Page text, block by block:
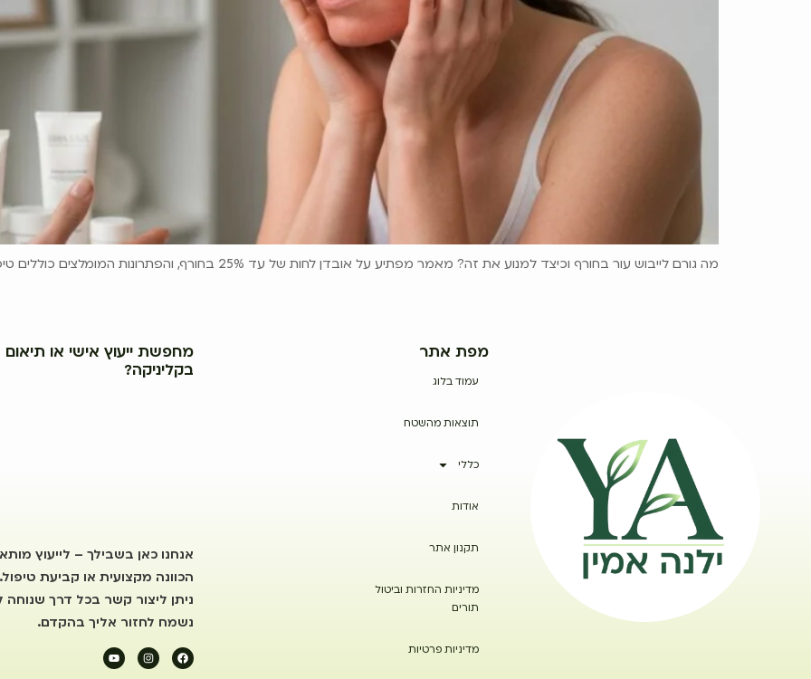
מה גורם לייבוש עור בחורף וכיצד למנוע את זה? מאמר מפתיע על אובדן לחות של עד 25% בחורף, והפתרונות המומלצים כוללים טיפולים מותאמים ומוצרים משקפים.
מפת אתר
עמוד בלוג
תוצאות מהשטח
כללי
אודות
תקנון אתר
מדיניות החזרות וביטול
תורים
מדיניות פרטיות
מחפשת ייעוץ אישי או תיאום
בקליניקה?
אנחנו כאן בשבילך – לייעוץ
הכוונה מקצועית או קביעת טיפול.
ניתן ליצור קשר בכל דרך שנוחה
נשמח לחזור אליך בהקדם.